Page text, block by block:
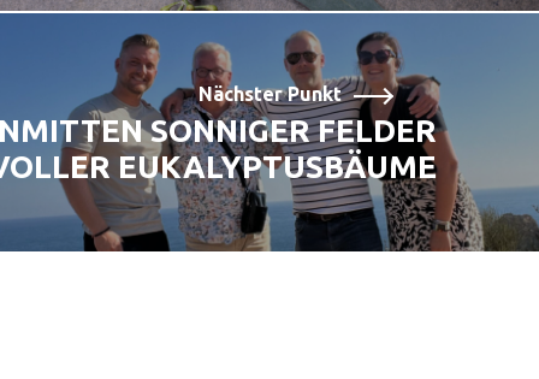
Nächster Punkt
SONNIGER FELDER
EUKALYPTUSBÄUME